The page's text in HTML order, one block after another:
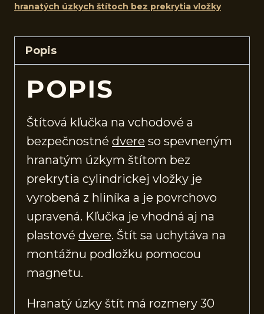
hranatých úzkych štítoch bez prekrytia vložky
Popis
POPIS
Štítová kľučka na vchodové a
bezpečnostné dvere so spevneným
hranatým úzkym štítom bez
prekrytia cylindrickej vložky je
vyrobená z hliníka a je povrchovo
upravená. Kľučka je vhodná aj na
plastové dvere. Štít sa uchytáva na
montážnu podložku pomocou
magnetu.
Hranatý úzky štít má rozmery 30